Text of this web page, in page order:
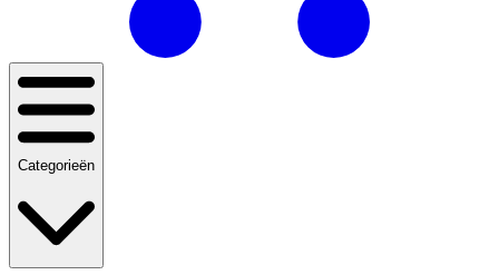
Categorieën